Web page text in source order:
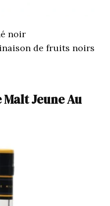
noir
de fruits noirs
Jeune Au